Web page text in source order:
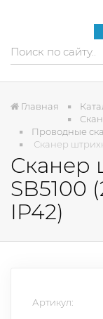
Главная
Проводные
Сканер
Сканер
SB5100
IP42)
Артикул: